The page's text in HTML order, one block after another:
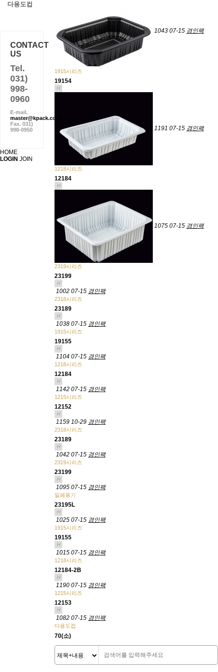
1043 07-15 경인팩
1915시리즈
19154
H
1191 07-15 경인팩
1218시리즈
12184
H
1075 07-15 경인팩
2319시리즈
23199
H
1002 07-15 경인팩
2318시리즈
23189
H
1038 07-15 경인팩
1915시리즈
19155
H
1104 07-15 경인팩
1218시리즈
12184
H
1142 07-15 경인팩
1215시리즈
12152
H
1159 10-29 경인팩
2318시리즈
23189
H
1042 07-15 경인팩
2319시리즈
23199
H
1095 07-15 경인팩
밀폐용기
23195L
H
1025 07-15 경인팩
1915시리즈
19155
H
1015 07-15 경인팩
1218시리즈
12184-2B
H
1190 07-15 경인팩
1215시리즈
12153
H
1082 07-15 경인팩
다용도컵
70(소)
다용도컵
CONTACT
US
Tel.
031)
998-
0960
E-mail.
master@kpack.co.kr
Fax. 031)
998-0950
HOME
LOGIN JOIN